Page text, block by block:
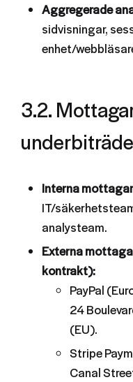
Aggregerade
sidvisningar,
enhet/
3.2.
Interna
IT/
analysteam.
Externa
kontrakt):
PayPal
24
(EU).
Stripe
Canal